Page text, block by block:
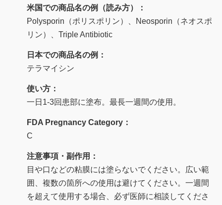
米国での商品名の例（読み方）：
Polysporin（ポリスポリン）、Neosporin（ネオスポ
リン）、Triple Antibiotic
日本での商品名の例：
テラマイシン
使い方：
一日1-3回患部に塗布。最長一週間の使用。
FDA Pregnancy Category：
C
注意事項・副作用：
目や口などの粘膜には塗らないでください。広い範
囲、複数の箇所への使用は避けてください。一週間
を超えて使用する場合、必ず医師に相談してくださ